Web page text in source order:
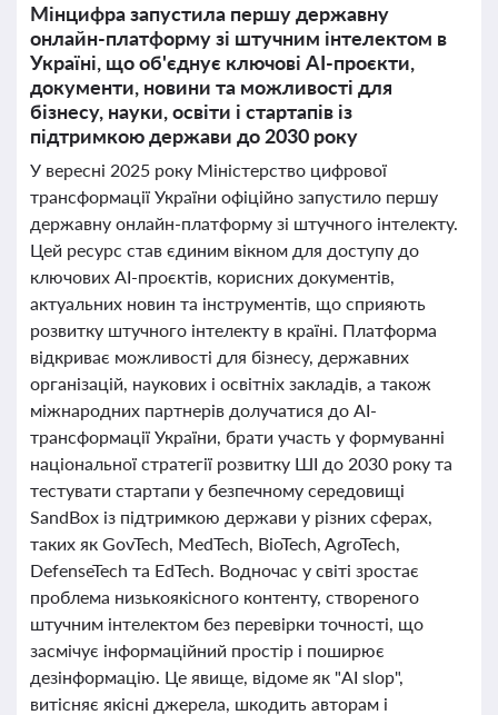
Мінцифра запустила першу державну
онлайн-платформу зі штучним інтелектом в
Україні, що об'єднує ключові AI-проєкти,
документи, новини та можливості для
бізнесу, науки, освіти і стартапів із
підтримкою держави до 2030 року
У вересні 2025 року Міністерство цифрової
трансформації України офіційно запустило першу
державну онлайн-платформу зі штучного інтелекту.
Цей ресурс став єдиним вікном для доступу до
ключових AI-проєктів, корисних документів,
актуальних новин та інструментів, що сприяють
розвитку штучного інтелекту в країні. Платформа
відкриває можливості для бізнесу, державних
організацій, наукових і освітніх закладів, а також
міжнародних партнерів долучатися до AI-
трансформації України, брати участь у формуванні
національної стратегії розвитку ШІ до 2030 року та
тестувати стартапи у безпечному середовищі
SandBox із підтримкою держави у різних сферах,
таких як GovTech, MedTech, BioTech, AgroTech,
DefenseTech та EdTech. Водночас у світі зростає
проблема низькоякісного контенту, створеного
штучним інтелектом без перевірки точності, що
засмічує інформаційний простір і поширює
дезінформацію. Це явище, відоме як "AI slop",
витісняє якісні джерела, шкодить авторам і